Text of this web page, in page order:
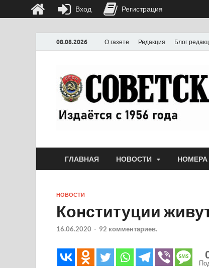
08.08.2026 О газете Редакция Блог
ГЛАВНАЯ НОВОСТИ НОМЕРА
НОВОСТИ
Конституции
16.06.2020 - 92 комментариев.
Вход Регистрация